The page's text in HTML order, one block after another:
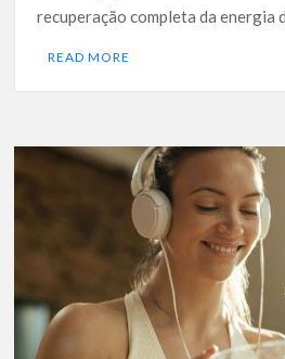
recuperação completa da energia
READ MORE